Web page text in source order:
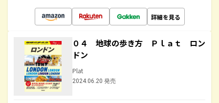
詳細を見る
０４ 地球の歩き方 Ｐｌａｔ ロン
ドン
Plat
2024.06.20 発売